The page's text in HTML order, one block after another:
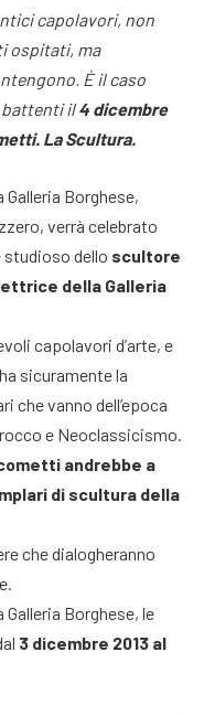
capolavori, non
ospitati, ma
È il caso
battenti il4 dicembre
La Scultura.
Borghese,
verrà celebrato
studioso dello scultore
della Galleria
capolavori d’arte, e
sicuramente la
che vanno dell’epoca
e Neoclassicismo.
andrebbe a
di scultura della
che dialogheranno
Borghese, le
3 dicembre 2013 al